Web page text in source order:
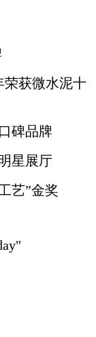
获微水泥十
碑品牌
星展厅
艺”金奖